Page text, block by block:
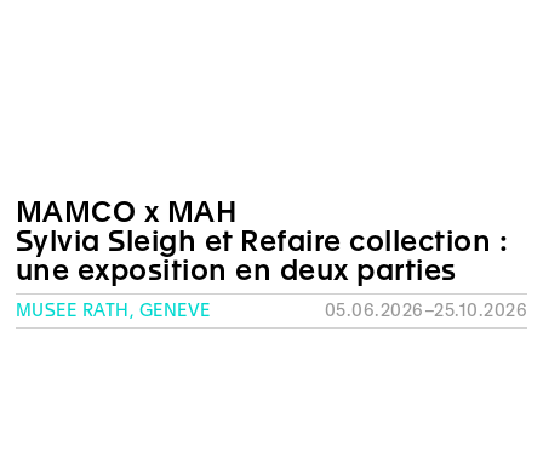
MAMCO x MAH
Sylvia Sleigh et Refaire collection :
une exposition en deux parties
MUSÉE RATH, GENÈVE 05.06.2026–25.10.2026